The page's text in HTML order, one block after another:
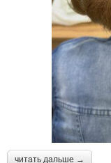
читать дальше →